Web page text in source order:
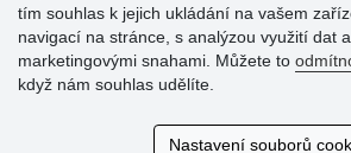
tím souhlas k jejich ukládání na vašem
navigací na stránce, s analýzou využití dat
marketingovými snahami. Můžete to
když nám souhlas udělíte.
Nastavení souborů